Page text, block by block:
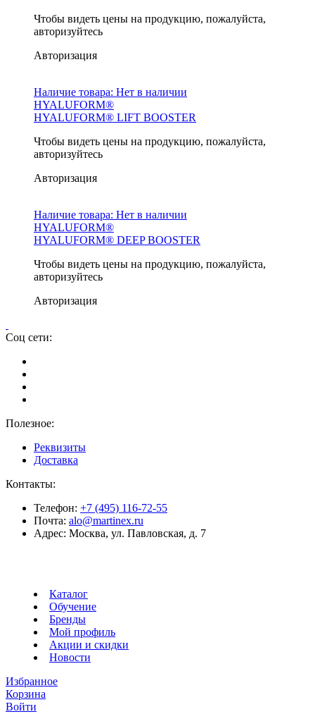
Чтобы видеть цены на продукцию, пожалуйста,
авторизуйтесь
Авторизация
Наличие товара: Нет в наличии
HYALUFORM®
HYALUFORM® LIFT BOOSTER
Чтобы видеть цены на продукцию, пожалуйста,
авторизуйтесь
Авторизация
Наличие товара: Нет в наличии
HYALUFORM®
HYALUFORM® DEEP BOOSTER
Чтобы видеть цены на продукцию, пожалуйста,
авторизуйтесь
Авторизация
Соц сети:
Полезное:
Реквизиты
Доставка
Контакты:
Телефон: +7 (495) 116-72-55
Почта: alo@martinex.ru
Адрес: Москва, ул. Павловская, д. 7
Каталог
Обучение
Бренды
Мой профиль
Акции и скидки
Новости
Избранное
Корзина
Войти